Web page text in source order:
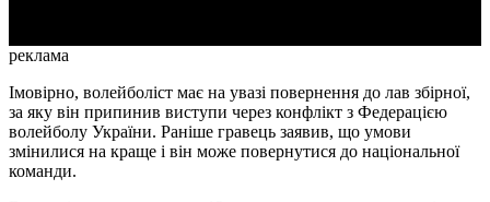
реклама
Імовірно, волейболіст має на увазі повернення до лав збірної,
за яку він припинив виступи через конфлікт з Федерацією
волейболу України. Раніше гравець заявив, що умови
змінилися на краще і він може повернутися до національної
команди.